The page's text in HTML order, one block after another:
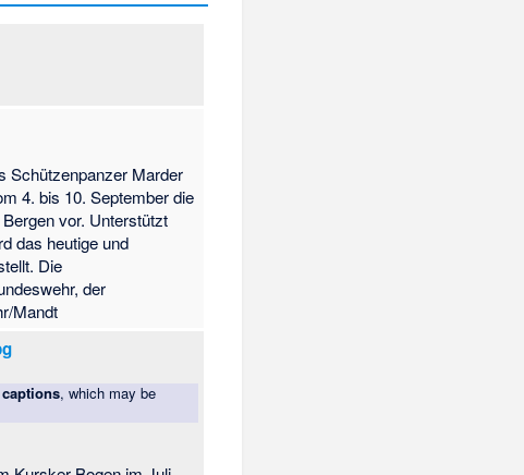
Schützenpanzer Marder
4. bis 10. September die
vor. Unterstützt
das heutige und
Die
der
Mandt
, which may be